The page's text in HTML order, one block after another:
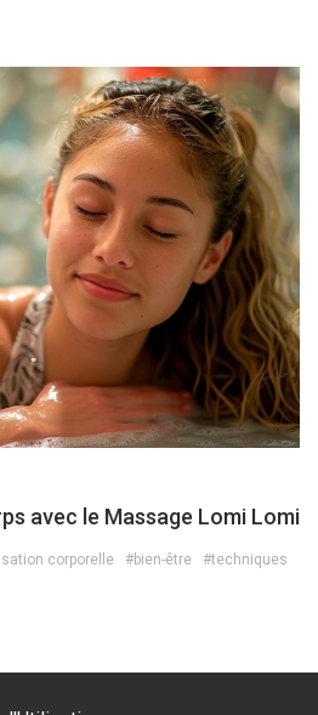
avec le Massage Lomi Lomi
corporelle #bien-être
#techniques